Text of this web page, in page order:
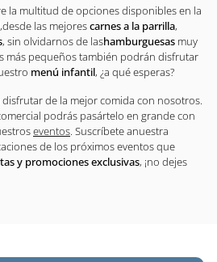
la multitud de opciones disponibles en la
las mejorescarnes a la parrilla,
, sin olvidarnos de lashamburguesas muy
más pequeños también podrán disfrutar
menú infantil, ¿a qué esperas?
disfrutar de la mejor comida con nosotros.
podrás pasártelo en grande con
eventos. Suscríbete anuestra
de los próximos eventos que
y promociones exclusivas, ¡no dejes